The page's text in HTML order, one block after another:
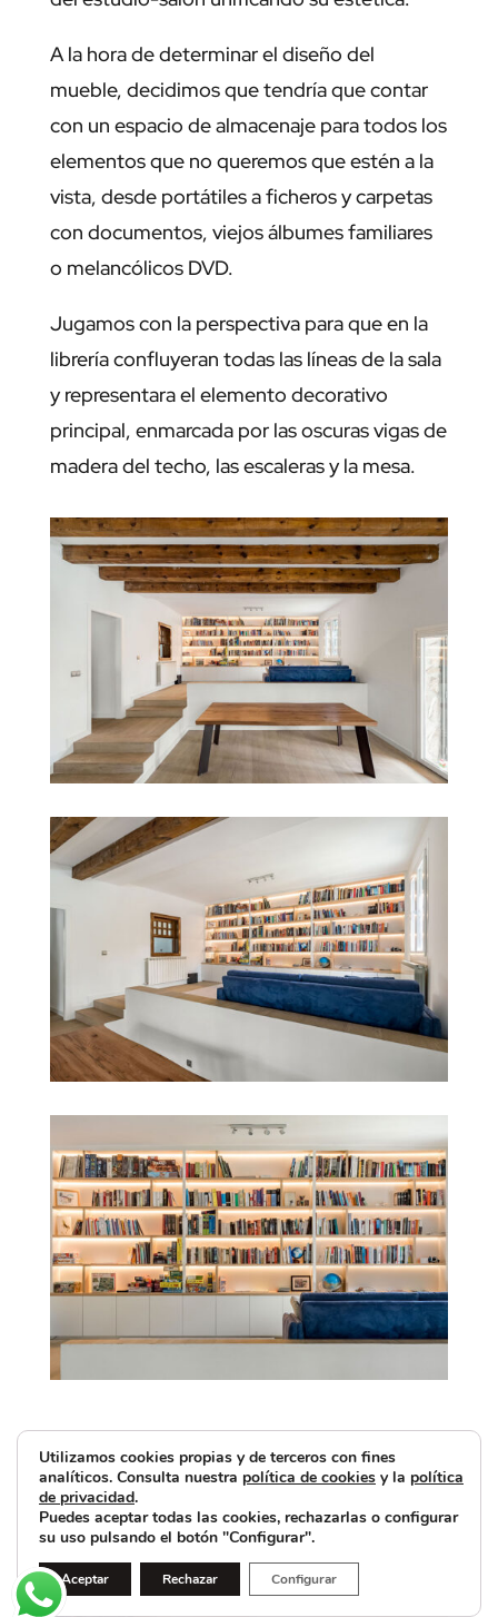
A la hora de determinar el diseño del
mueble, decidimos que tendría que contar
con un espacio de almacenaje para todos los
elementos que no queremos que estén a la
vista, desde portátiles a ficheros y carpetas
con documentos, viejos álbumes familiares
o melancólicos DVD.
Jugamos con la perspectiva para que en la
librería confluyeran todas las líneas de la sala
y representara el elemento decorativo
principal, enmarcada por las oscuras vigas de
madera del techo, las escaleras y la mesa.
Utilizamos cookies propias y de terceros con fines
analíticos. Consulta nuestra política de cookies y la política
de privacidad.
Puedes aceptar todas las cookies, rechazarlas o configurar
su uso pulsando el botón "Configurar".
Aceptar Rechazar Configurar